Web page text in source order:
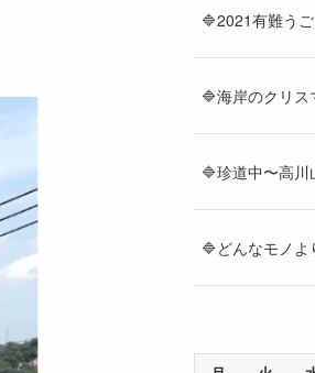
🔷2021有難う
🔷海岸のクリス
🔷珍道中〜高
🔷どんなモノ